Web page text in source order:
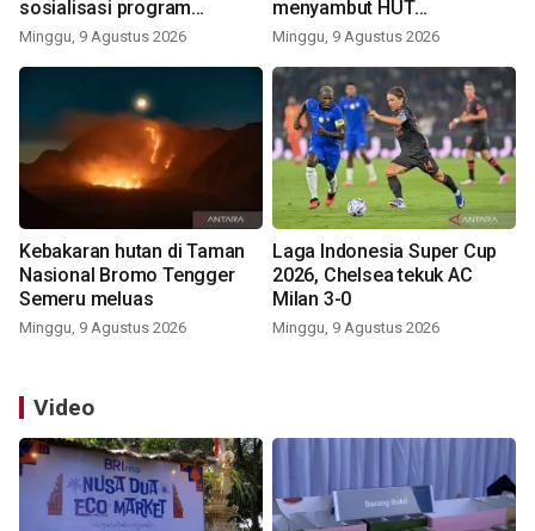
sosialisasi program
pemerintah lewat balon
Minggu, 9 Agustus 2026
menyambut HUT
Kemerdekaan
Minggu, 9 Agustus 2026
Kebakaran hutan di Taman
Nasional Bromo Tengger
Semeru meluas
Minggu, 9 Agustus 2026
Laga Indonesia Super Cup
2026, Chelsea tekuk AC
Milan 3-0
Minggu, 9 Agustus 2026
Video